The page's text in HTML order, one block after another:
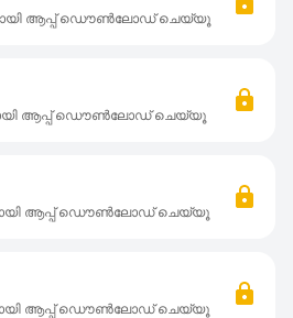
ആപ്പ് ഡൌൺലോഡ് ചെയ്യൂ
ആപ്പ് ഡൌൺലോഡ് ചെയ്യൂ
ആപ്പ് ഡൌൺലോഡ് ചെയ്യൂ
ആപ്പ് ഡൌൺലോഡ് ചെയ്യൂ